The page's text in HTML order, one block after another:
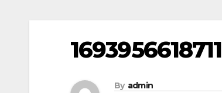
1693956618711
By admin